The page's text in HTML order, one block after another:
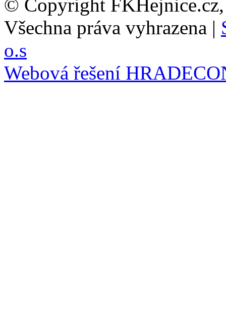
© Copyright
Všechna práva vyhrazena |
o.s
Webová řešení